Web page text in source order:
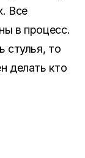
. Все
в процесс.
стулья, то
делать кто